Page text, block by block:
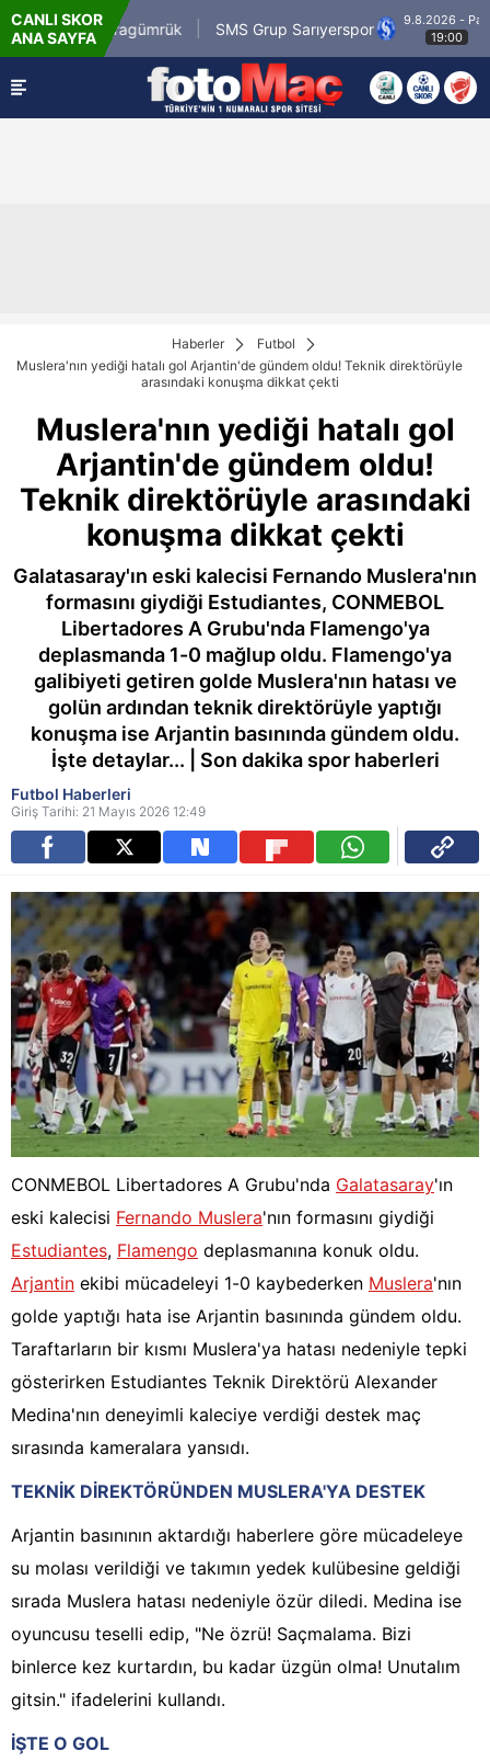
CANLI SKOR
ANA SAYFAKaragümrük SMS Grup Sarıyerspor
9.8.2026 - Paz
19:00
Haberler
Futbol
Muslera'nın yediği hatalı gol Arjantin'de gündem oldu! Teknik direktörüyle
arasındaki konuşma dikkat çekti
Muslera'nın yediği hatalı gol
Arjantin'de gündem oldu!
Teknik direktörüyle arasındaki
konuşma dikkat çekti
Galatasaray'ın eski kalecisi Fernando Muslera'nın
formasını giydiği Estudiantes, CONMEBOL
Libertadores A Grubu'nda Flamengo'ya
deplasmanda 1-0 mağlup oldu. Flamengo'ya
galibiyeti getiren golde Muslera'nın hatası ve
golün ardından teknik direktörüyle yaptığı
konuşma ise Arjantin basınında gündem oldu.
İşte detaylar... | Son dakika spor haberleri
Futbol Haberleri
Giriş Tarihi: 21 Mayıs 2026 12:49
CONMEBOL Libertadores A Grubu'nda Galatasaray'ın
eski kalecisi Fernando Muslera'nın formasını giydiği
Estudiantes, Flamengo deplasmanına konuk oldu.
Arjantin ekibi mücadeleyi 1-0 kaybederken Muslera'nın
golde yaptığı hata ise Arjantin basınında gündem oldu.
Taraftarların bir kısmı Muslera'ya hatası nedeniyle tepki
gösterirken Estudiantes Teknik Direktörü Alexander
Medina'nın deneyimli kaleciye verdiği destek maç
sırasında kameralara yansıdı.
TEKNİK DİREKTÖRÜNDEN MUSLERA'YA DESTEK
Arjantin basınının aktardığı haberlere göre mücadeleye
su molası verildiği ve takımın yedek kulübesine geldiği
sırada Muslera hatası nedeniyle özür diledi. Medina ise
oyuncusu teselli edip, "Ne özrü! Saçmalama. Bizi
binlerce kez kurtardın, bu kadar üzgün olma! Unutalım
gitsin." ifadelerini kullandı.
İŞTE O GOL